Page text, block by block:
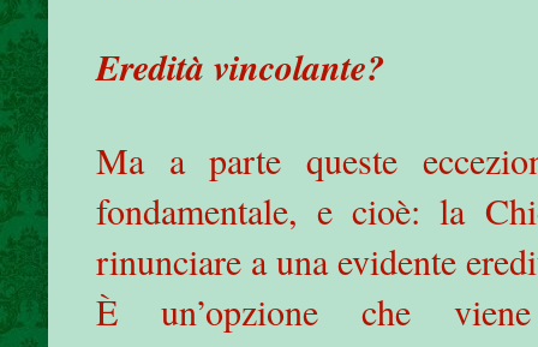
Eredità vincolante?
Ma a parte queste
fondamentale, e cioè: la
rinunciare a una evidente
È un’opzione che